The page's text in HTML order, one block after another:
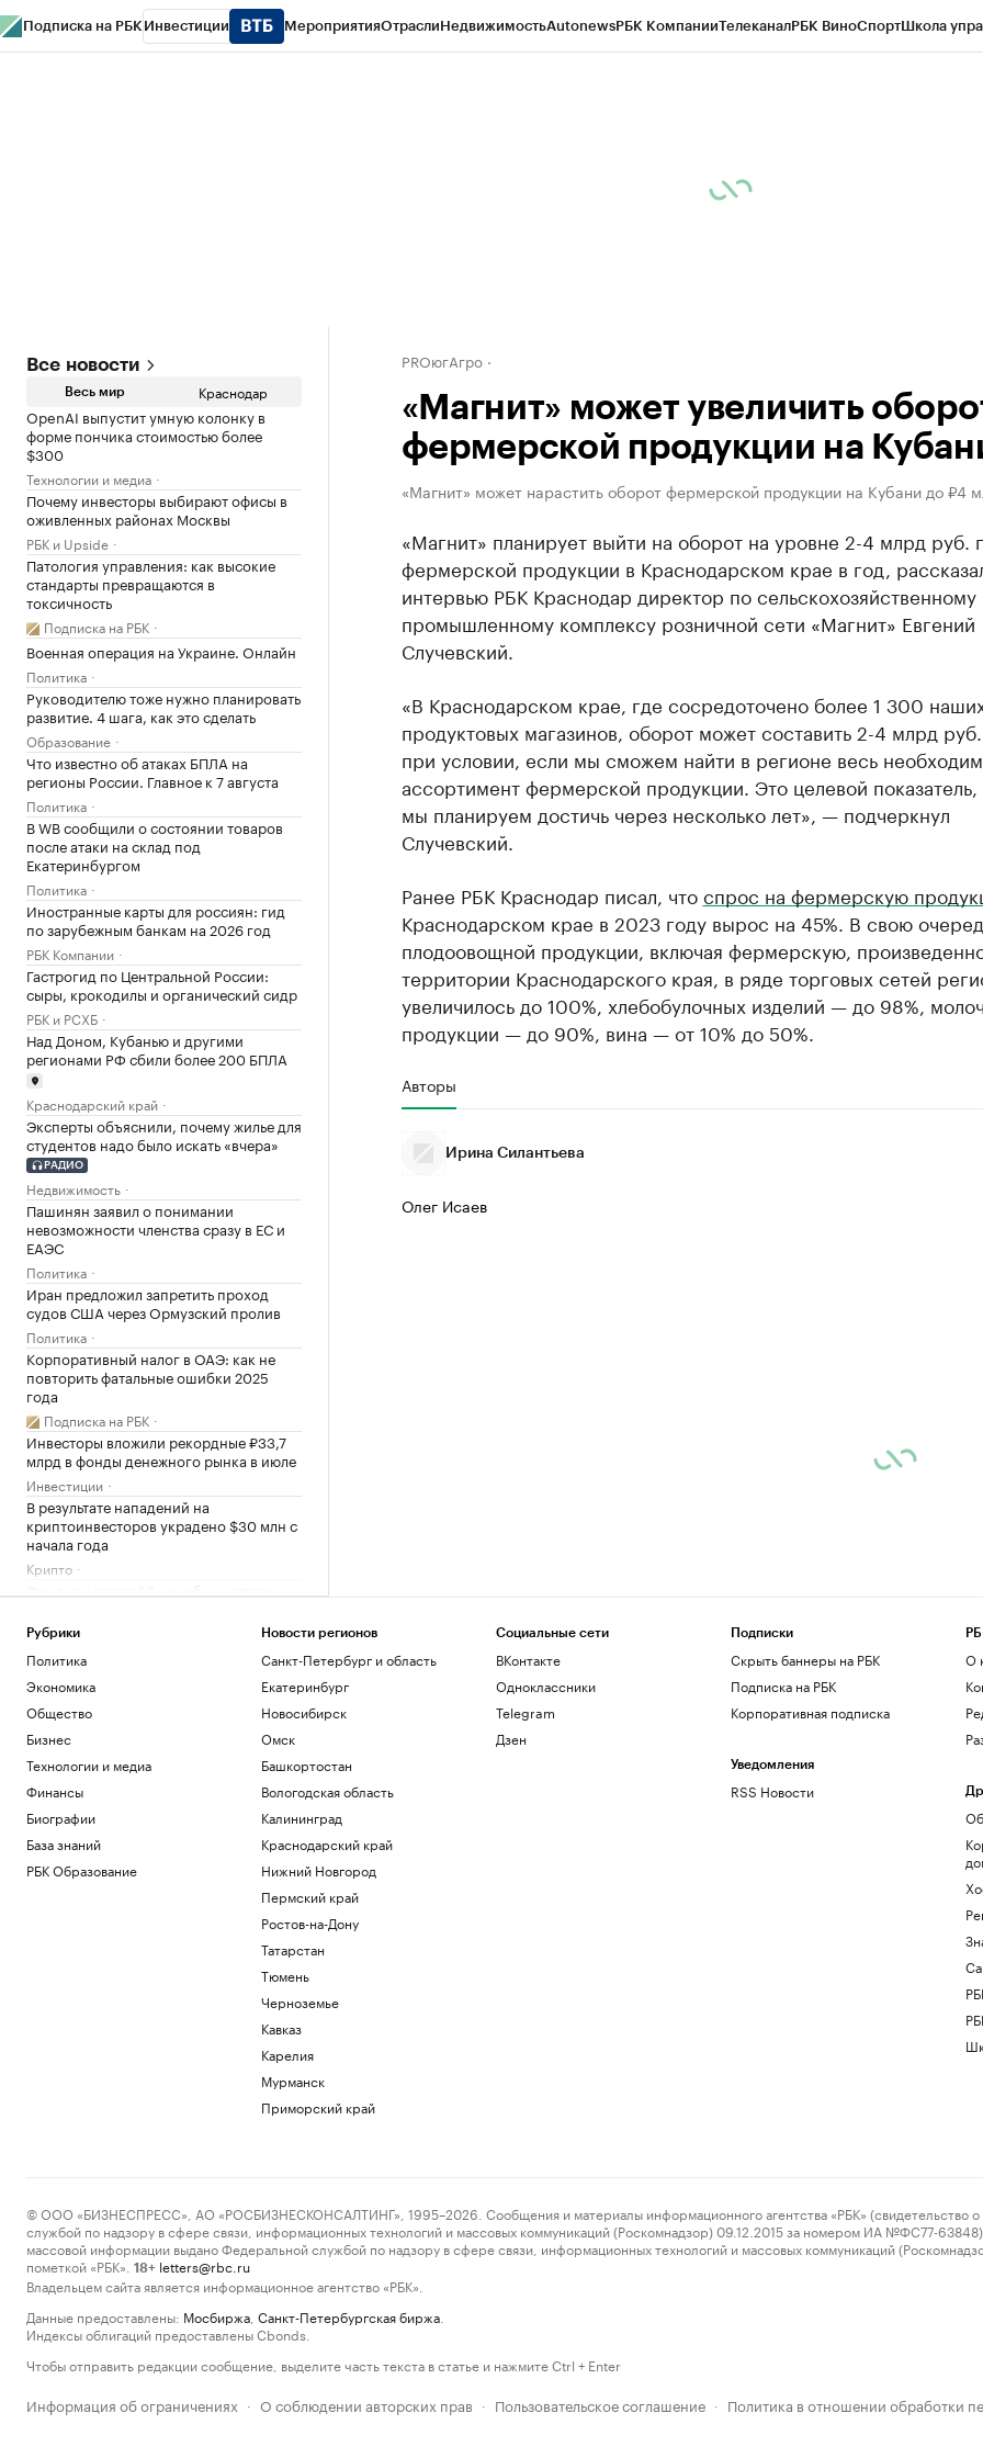
Подписка на РБК Инвестиции МероприятияОтраслиНедвижимостьAutonewsРБК КомпанииТелеканалРБК ВиноСпортШкола
Все новости
Весь мир Краснодар
OpenAI выпустит умную колонку в
форме пончика стоимостью более
$300
Технологии и медиа
Почему инвесторы выбирают офисы в
оживленных районах Москвы
РБК и Upside
Патология управления: как высокие
стандарты превращаются в
токсичность
Подписка на РБК
Военная операция на Украине. Онлайн
Политика
Руководителю тоже нужно планировать
развитие. 4 шага, как это сделать
Образование
Что известно об атаках БПЛА на
регионы России. Главное к 7 августа
Политика
В WB сообщили о состоянии товаров
после атаки на склад под
Екатеринбургом
Политика
Иностранные карты для россиян: гид
по зарубежным банкам на 2026 год
РБК Компании
Гастрогид по Центральной России:
сыры, крокодилы и органический сидр
РБК и РСХБ
Над Доном, Кубанью и другими
регионами РФ сбили более 200 БПЛА
Краснодарский край
Эксперты объяснили, почему жилье для
студентов надо было искать «вчера»
РАДИО
Недвижимость
Пашинян заявил о понимании
невозможности членства сразу в ЕС и
ЕАЭС
Политика
Иран предложил запретить проход
судов США через Ормузский пролив
Политика
Корпоративный налог в ОАЭ: как не
повторить фатальные ошибки 2025
года
Подписка на РБК
Инвесторы вложили рекордные ₽33,7
млрд в фонды денежного рынка в июле
Инвестиции
В результате нападений на
криптоинвесторов украдено $30 млн с
начала года
Крипто
РБК Компании
Туапсинский морской коммерческий
порт подал иск на бывшего владельца
Краснодарский край
Чему и как сегодня учат топ-
менеджеров: тренды EdTech для
управленцев
Образование
Россияне борются с тревожностью в
конных клубах. Как устроен их бизнес
Подписка на РБК
PROюгАгро
«Магнит» может увеличить
фермерской продукции на
«Магнит» может нарастить оборот фермерской продукции на Кубани до ₽4
«Магнит» планирует выйти на оборот на уровне 2-4 млрд руб.
фермерской продукции в Краснодарском крае в год,
интервью РБК Краснодар директор по сельскохозяйственному
промышленному комплексу розничной сети «Магнит» Евгений
Случевский.
«В Краснодарском крае, где сосредоточено более 1 300
продуктовых магазинов, оборот может составить 2-4 млрд
при условии, если мы сможем найти в регионе весь
ассортимент фермерской продукции. Это целевой
мы планируем достичь через несколько лет», — подчеркнул
Случевский.
Ранее РБК Краснодар писал, чтоспрос на фермерскую
Краснодарском крае в 2023 году вырос на 45%. В свою
плодоовощной продукции, включая фермерскую,
территории Краснодарского края, в ряде торговых сетей
увеличилось до 100%, хлебобулочных изделий — до 98%,
продукции — до 90%, вина — от 10% до 50%.
Авторы
Ирина Силантьева
Олег Исаев
Рубрики
Политика
Экономика
Общество
Бизнес
Технологии и медиа
Финансы
Биографии
База знаний
РБК Образование
Новости регионов
Санкт-Петербург и область
Екатеринбург
Новосибирск
Омск
Башкортостан
Вологодская область
Калининград
Краснодарский край
Нижний Новгород
Пермский край
Ростов-на-Дону
Татарстан
Тюмень
Черноземье
Кавказ
Карелия
Мурманск
Приморский край
Социальные сети
ВКонтакте
Одноклассники
Telegram
Дзен
Подписки
Скрыть баннеры на РБК
Подписка на РБК
Корпоративная подписка
Уведомления
RSS Новости
О
© ООО «БИЗНЕСПРЕСС», АО «РОСБИЗНЕСКОНСАЛТИНГ», 1995–2026. Сообщения и материалы информационного агентства «РБК» (свидетельство о
службой по надзору в сфере связи, информационных технологий и массовых коммуникаций (Роскомнадзор) 09.12.2015 за номером ИА №ФС77-63848)
массовой информации выдано Федеральной службой по надзору в сфере связи, информационных технологий и массовых коммуникаций
пометкой «РБК».
18+ letters@rbc.ru
Владельцем сайта является информационное агентство «РБК».
Данные предоставлены: Мосбиржа Санкт-Петербургская биржа
Индексы облигаций предоставлены Cbonds.
Чтобы отправить редакции сообщение, выделите часть текста в статье и нажмите Ctrl + Enter
Информация об ограничениях · О соблюдении авторских прав · Пользовательское соглашение · Политика в отношении обработки